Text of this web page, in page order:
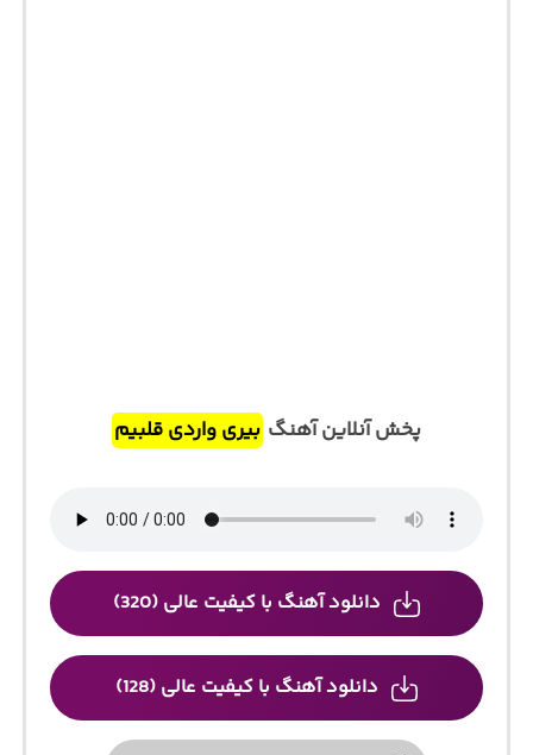
پخش آنلاین آهنگ بیری واردی قلبیم
دانلود آهنگ با کیفیت عالی (320)
دانلود آهنگ با کیفیت عالی (128)